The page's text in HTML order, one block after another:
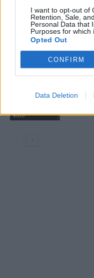
I want to opt-out of
Retention, Sale,
Personal Data that
Purposes for which
Opted Out
CONFIRM
Data Deletion
Akkumulátor
2027-
autó
Smart
autó
Tesla: